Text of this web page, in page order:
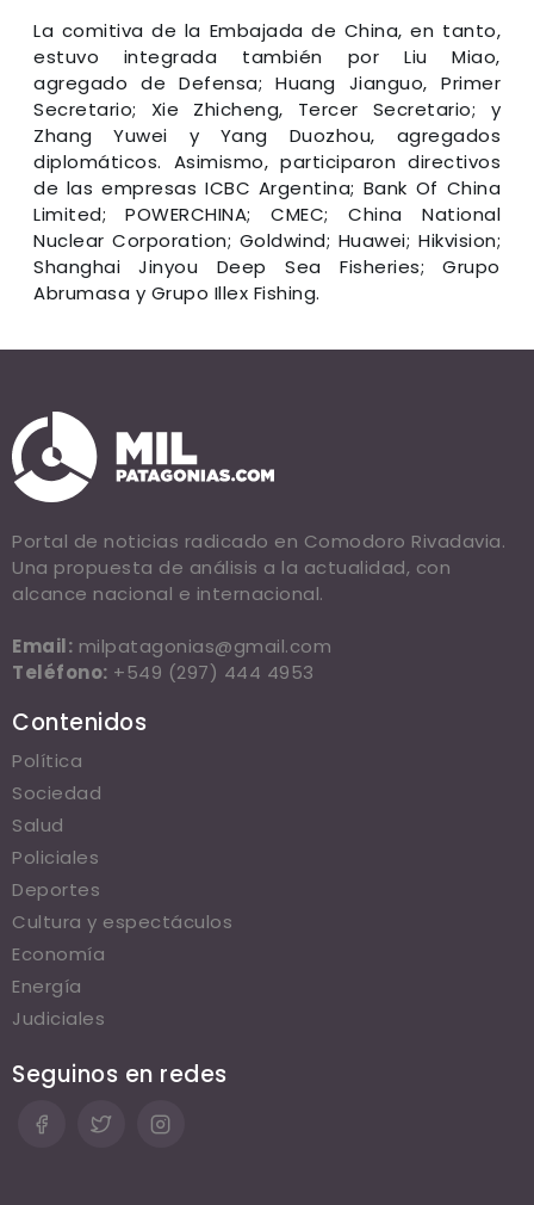
La comitiva de la Embajada de China, en tanto,
estuvo integrada también por Liu Miao,
agregado de Defensa; Huang Jianguo, Primer
Secretario; Xie Zhicheng, Tercer Secretario; y
Zhang Yuwei y Yang Duozhou, agregados
diplomáticos. Asimismo, participaron directivos
de las empresas ICBC Argentina; Bank Of China
Limited; POWERCHINA; CMEC; China National
Nuclear Corporation; Goldwind; Huawei; Hikvision;
Shanghai Jinyou Deep Sea Fisheries; Grupo
Abrumasa y Grupo Illex Fishing.
Portal de noticias radicado en Comodoro Rivadavia.
Una propuesta de análisis a la actualidad, con
alcance nacional e internacional.
Email: milpatagonias@gmail.com
Teléfono: +549 (297) 444 4953
Contenidos
Política
Sociedad
Salud
Policiales
Deportes
Cultura y espectáculos
Economía
Energía
Judiciales
Seguinos en redes